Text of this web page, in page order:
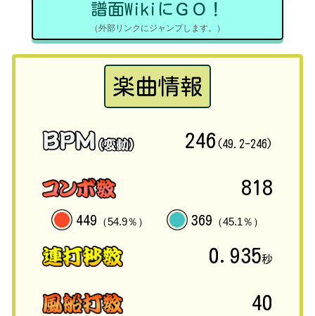
譜面WikiにＧＯ！
（外部リンクにジャンプします。）
楽曲情報
246 (49.2-246)
818
449 （54.9％） 369 （45.1％）
0.935秒
40